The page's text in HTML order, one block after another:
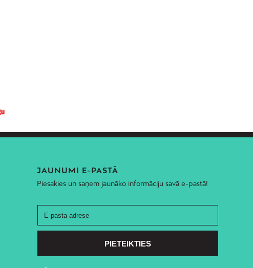
Vecmīlgrāvis
Zasulauks
JAUNUMI E-PASTĀ
Piesakies un saņem jaunāko informāciju savā e-pastā!